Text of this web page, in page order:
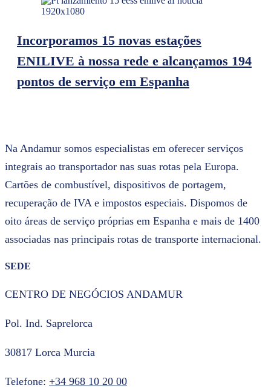
Incorporamos 15 novas estações
ENILIVE à nossa rede e alcançamos 194
pontos de serviço em Espanha
Na Andamur somos especialistas em oferecer serviços
integrais ao transportador nas suas rotas pela Europa.
Cartões de combustível, dispositivos de portagem,
recuperação de IVA e impostos especiais. Dispomos de
oito áreas de serviço próprias em Espanha e mais de 1400
associadas nas principais rotas de transporte internacional.
SEDE
CENTRO DE NEGÓCIOS ANDAMUR
Pol. Ind. Saprelorca
30817 Lorca Murcia
Telefone: +34 968 10 20 00